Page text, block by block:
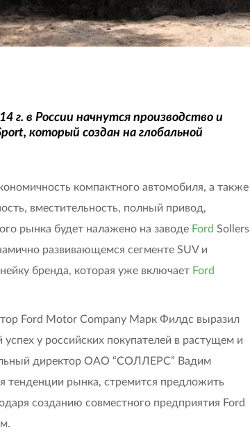
г. в России начнутся производство и
который создан на глобальной
компактного автомобиля, а также
вместительность, полный привод,
рынка будет налажено на заводе Ford Sollers
развивающемся сегменте SUV и
бренда, которая уже включает Ford
Ford Motor Company Марк Филдс выразил
у российских покупателей в растущем и
директор ОАО “CОЛЛЕРС” Вадим
тенденции рынка, стремится предложить
созданию совместного предприятия Ford